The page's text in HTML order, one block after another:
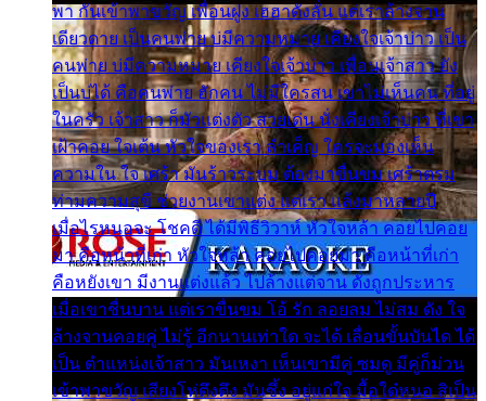
พา กันเข้าพาขวัญ เพื่อนฝูง เฮฮาดังลั่น แต่เราล้างจาน
เดียวดาย เป็นคนพ่าย บ่มีความหมาย เคียงใจเจ้าบ่าว เป็น
คนพ่าย บ่มีความหมาย เคียงใจเจ้าบ่าว เพื่อนเจ้าสาว ยัง
เป็นบ่ได้ คือคนพ่าย ฮักคน ไม่มีใครสน เขาไม่เห็นคน ที่อยู่
ในครัว เจ้าสาว ก็มัวแต่งตัว สวยเด่น นั่งเคียงเจ้าบ่าว ที่เขา
เฝ้าคอย ใจเต้น หัวใจของเรา ลำเค็ญ ใครจะมองเห็น
ความใน ใจ เศร้า มันร้าวระบม ต้องมาขื่นขม เศร้าตรม
ท่ามความสุขี ช่วยงานเขาแต่ง แต่เรา แล้งมาหลายปี
เมื่อไรหนอจะ โชคดี ได้มีพิธีวิวาห์ หัวใจหล้า คอยไปคอย
มา คือหน้าที่เก่า หัวใจหล้า คอยไปคอยมา คือหน้าที่เก่า
คือหยังเขา มีงานแต่งแล้ว ไปล้างแต่จาน ดั่งถูกประหาร
เมื่อเขาชื่นบาน แต่เราขื่นขม โอ้ รัก ลอยลม ไม่สม ดัง ใจ
ล้างจานคอยคู่ ไม่รู้ อีกนานเท่าใด จะได้ เลื่อนขั้นบันได ได้
เป็น ตำแหน่งเจ้าสาว มันเหงา เห็นเขามีคู่ ซมดู มีคู่ก็ม่วน
เข้าพาขวัญ เสียงโห่ตึงตึง มันซึ้ง อยู่แก่ใจ มื้อใด๋หนอ สิเป็น